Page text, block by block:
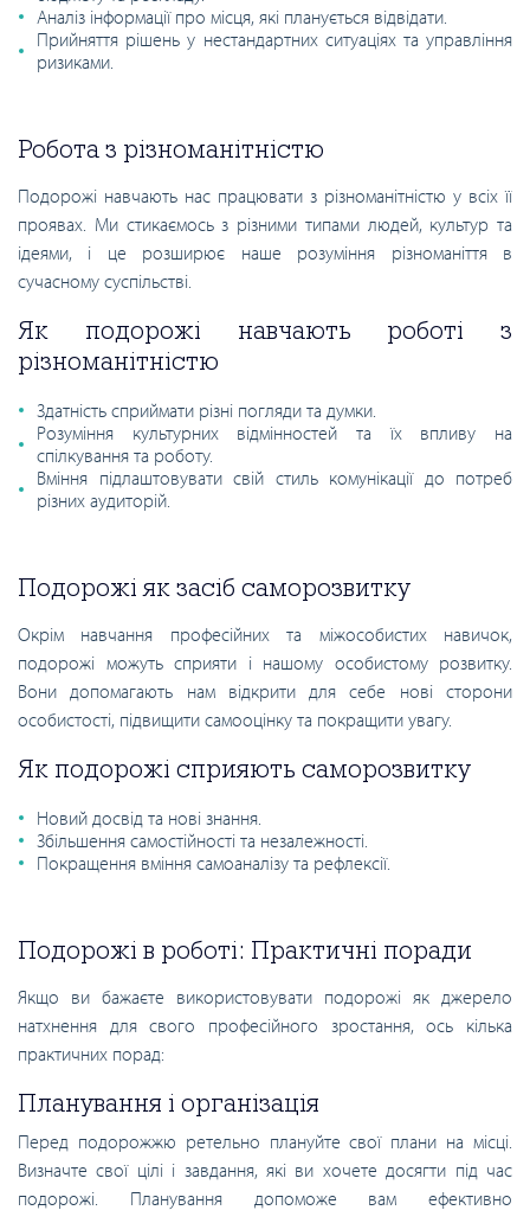
Аналіз інформації про місця, які планується відвідати.
Прийняття рішень у нестандартних ситуаціях та управління
ризиками.
Робота з різноманітністю
Подорожі навчають нас працювати з різноманітністю у всіх її
проявах. Ми стикаємось з різними типами людей, культур та
ідеями, і це розширює наше розуміння різноманіття в
сучасному суспільстві.
Як подорожі навчають роботі з
різноманітністю
Здатність сприймати різні погляди та думки.
Розуміння культурних відмінностей та їх впливу на
спілкування та роботу.
Вміння підлаштовувати свій стиль комунікації до потреб
різних аудиторій.
Подорожі як засіб саморозвитку
Окрім навчання професійних та міжособистих навичок,
подорожі можуть сприяти і нашому особистому розвитку.
Вони допомагають нам відкрити для себе нові сторони
особистості, підвищити самооцінку та покращити увагу.
Як подорожі сприяють саморозвитку
Новий досвід та нові знання.
Збільшення самостійності та незалежності.
Покращення вміння самоаналізу та рефлексії.
Подорожі в роботі: Практичні поради
Якщо ви бажаєте використовувати подорожі як джерело
натхнення для свого професійного зростання, ось кілька
практичних порад:
Планування і організація
Перед подорожжю ретельно плануйте свої плани на місці.
Визначте свої цілі і завдання, які ви хочете досягти під час
подорожі. Планування допоможе вам ефективно